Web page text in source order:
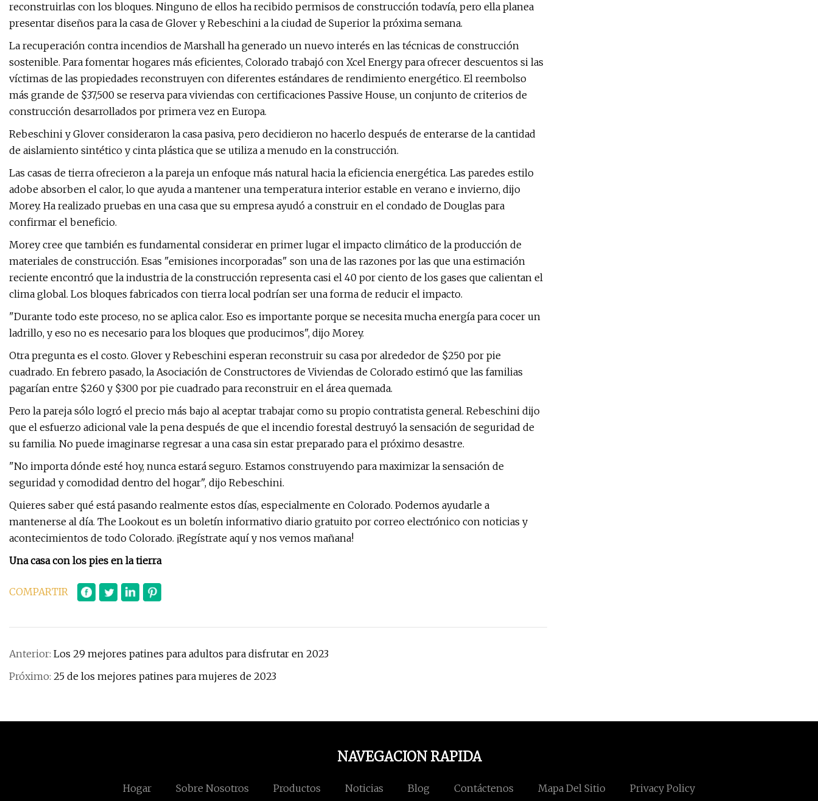
reconstruirlas con los bloques. Ninguno de ellos ha recibido permisos de construcción todavía, pero ella planea
presentar diseños para la casa de Glover y Rebeschini a la ciudad de Superior la próxima semana.
La recuperación contra incendios de Marshall ha generado un nuevo interés en las técnicas de construcción
sostenible. Para fomentar hogares más eficientes, Colorado trabajó con Xcel Energy para ofrecer descuentos si las
víctimas de las propiedades reconstruyen con diferentes estándares de rendimiento energético. El reembolso
más grande de $37,500 se reserva para viviendas con certificaciones Passive House, un conjunto de criterios de
construcción desarrollados por primera vez en Europa.
Rebeschini y Glover consideraron la casa pasiva, pero decidieron no hacerlo después de enterarse de la cantidad
de aislamiento sintético y cinta plástica que se utiliza a menudo en la construcción.
Las casas de tierra ofrecieron a la pareja un enfoque más natural hacia la eficiencia energética. Las paredes estilo
adobe absorben el calor, lo que ayuda a mantener una temperatura interior estable en verano e invierno, dijo
Morey. Ha realizado pruebas en una casa que su empresa ayudó a construir en el condado de Douglas para
confirmar el beneficio.
Morey cree que también es fundamental considerar en primer lugar el impacto climático de la producción de
materiales de construcción. Esas "emisiones incorporadas" son una de las razones por las que una estimación
reciente encontró que la industria de la construcción representa casi el 40 por ciento de los gases que calientan el
clima global. Los bloques fabricados con tierra local podrían ser una forma de reducir el impacto.
"Durante todo este proceso, no se aplica calor. Eso es importante porque se necesita mucha energía para cocer un
ladrillo, y eso no es necesario para los bloques que producimos", dijo Morey.
Otra pregunta es el costo. Glover y Rebeschini esperan reconstruir su casa por alrededor de $250 por pie
cuadrado. En febrero pasado, la Asociación de Constructores de Viviendas de Colorado estimó que las familias
pagarían entre $260 y $300 por pie cuadrado para reconstruir en el área quemada.
Pero la pareja sólo logró el precio más bajo al aceptar trabajar como su propio contratista general. Rebeschini dijo
que el esfuerzo adicional vale la pena después de que el incendio forestal destruyó la sensación de seguridad de
su familia. No puede imaginarse regresar a una casa sin estar preparado para el próximo desastre.
"No importa dónde esté hoy, nunca estará seguro. Estamos construyendo para maximizar la sensación de
seguridad y comodidad dentro del hogar", dijo Rebeschini.
Quieres saber qué está pasando realmente estos días, especialmente en Colorado. Podemos ayudarle a
mantenerse al día. The Lookout es un boletín informativo diario gratuito por correo electrónico con noticias y
acontecimientos de todo Colorado. ¡Regístrate aquí y nos vemos mañana!
Una casa con los pies en la tierra
COMPARTIR
Anterior: Los 29 mejores patines para adultos para disfrutar en 2023
Próximo: 25 de los mejores patines para mujeres de 2023
NAVEGACION RAPIDA
Hogar Sobre Nosotros Productos Noticias Blog Contáctenos Mapa Del Sitio Privacy Policy